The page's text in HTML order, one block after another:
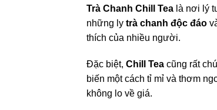
Trà Chanh Chill Tea là nơi lý
những ly trà chanh độc đáo
thích của nhiều người.
Đặc biệt, Chill Tea cũng rất
biến một cách tỉ mỉ và thơm
không lo về giá.